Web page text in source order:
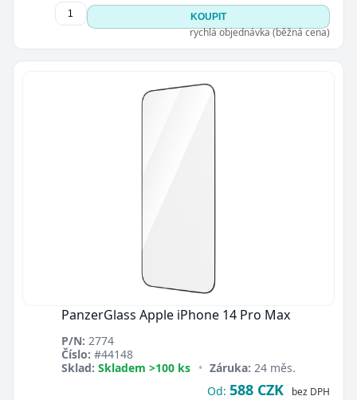
KOUPIT
rychlá objednávka (běžná cena)
PanzerGlass Apple iPhone 14 Pro Max
P/N: 2774
Číslo: #44148
Sklad: Skladem >100 ks • Záruka: 24 měs.
Od: 588 CZK bez DPH